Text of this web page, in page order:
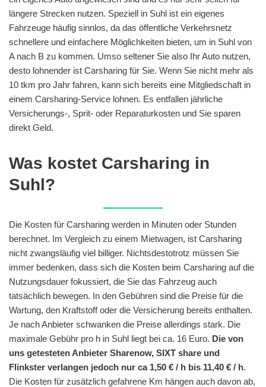
längere Strecken nutzen. Speziell in Suhl ist ein eigenes
Fahrzeuge häufig sinnlos, da das öffentliche Verkehrsnetz
schnellere und einfachere Möglichkeiten bieten, um in Suhl von
A nach B zu kommen. Umso seltener Sie also Ihr Auto nutzen,
desto lohnender ist Carsharing für Sie. Wenn Sie nicht mehr als
10 tkm pro Jahr fahren, kann sich bereits eine Mitgliedschaft in
einem Carsharing-Service lohnen. Es entfallen jährliche
Versicherungs-, Sprit- oder Reparaturkosten und Sie sparen
direkt Geld.
Was kostet Carsharing in
Suhl?
Die Kosten für Carsharing werden in Minuten oder Stunden
berechnet. Im Vergleich zu einem Mietwagen, ist Carsharing
nicht zwangsläufig viel billiger. Nichtsdestotrotz müssen Sie
immer bedenken, dass sich die Kosten beim Carsharing auf die
Nutzungsdauer fokussiert, die Sie das Fahrzeug auch
tatsächlich bewegen. In den Gebühren sind die Preise für die
Wartung, den Kraftstoff oder die Versicherung bereits enthalten.
Je nach Anbieter schwanken die Preise allerdings stark. Die
maximale Gebühr pro h in Suhl liegt bei ca. 16 Euro. Die von
uns getesteten Anbieter Sharenow, SIXT share und
Flinkster verlangen jedoch nur ca 1,50 € / h bis 11,40 € / h.
Die Kosten für zusätzlich gefahrene Km hängen auch davon ab,